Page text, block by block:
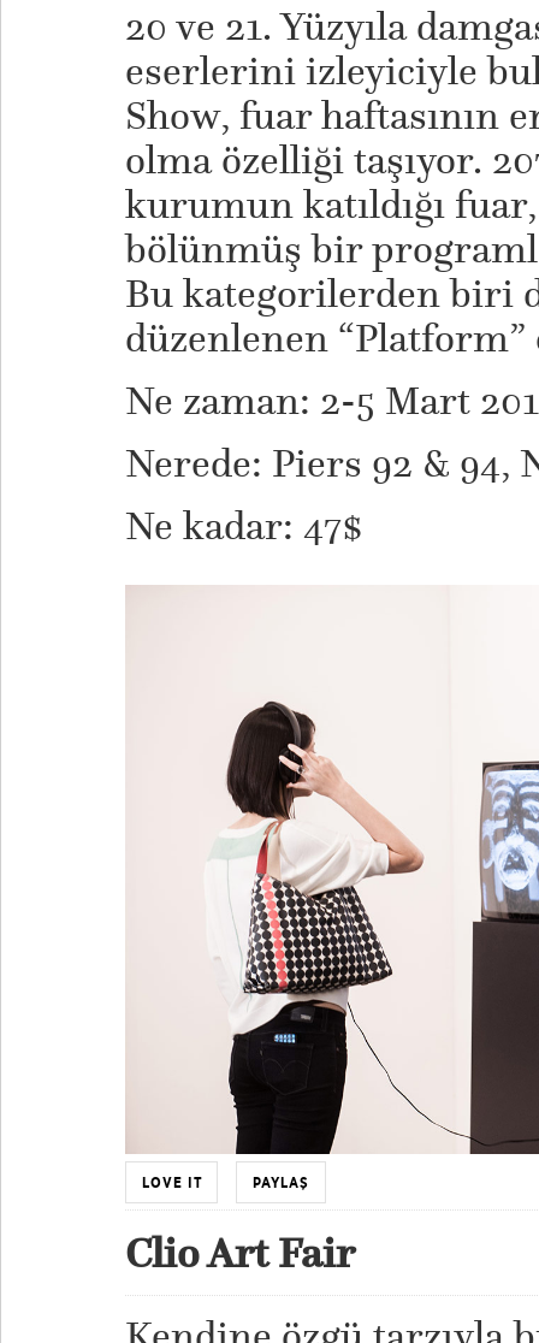
20 ve 21. Yüzyıla
eserlerini izleyiciyle
Show, fuar haftasının
olma özelliği taşıyor.
kurumun katıldığı
bölünmüş bir
Bu kategorilerden biri
düzenlenen
Ne zaman: 2-5 Mart
Nerede: Piers 92 & 94,
Ne kadar: 47$
LOVE IT PAYLAŞ
Clio Art Fair